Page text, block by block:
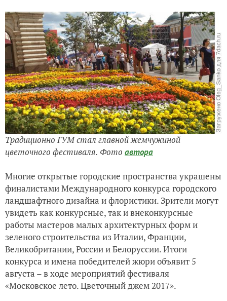
Традиционно ГУМ стал главной жемчужиной
цветочного фестиваля. Фото автора
Многие открытые городские пространства украшены
финалистами Международного конкурса городского
ландшафтного дизайна и флористики. Зрители могут
увидеть как конкурсные, так и внеконкурсные
работы мастеров малых архитектурных форм и
зеленого строительства из Италии, Франции,
Великобритании, России и Белоруссии. Итоги
конкурса и имена победителей жюри объявит 5
августа – в ходе мероприятий фестиваля
«Московское лето. Цветочный джем 2017».